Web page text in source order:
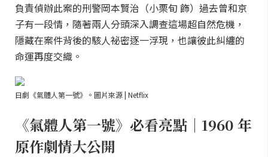
負責偵辦此案的刑警岡本賢治（小栗旬 飾）過去曾和京
子有一段情，隨著兩人分頭深入調查這場超自然危機，
隱藏在案件背後的駭人祕密逐一浮現，也讓彼此糾纏的
命運再度交織。
日劇《氣體人第一號》。圖片來源 | Netflix
《氣體人第一號》必看亮點｜1960 年
原作劇情大公開